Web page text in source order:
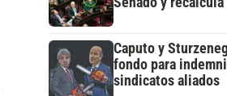
Caputo y
fondo para
sindicatos aliados